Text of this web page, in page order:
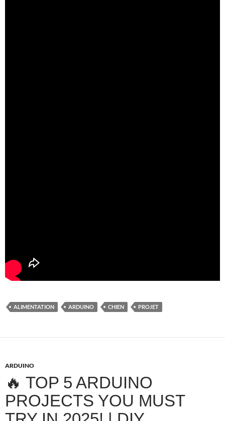
ALIMENTATION ARDUINO CHIEN PROJET
ARDUINO
🔥 TOP 5 ARDUINO
PROJECTS YOU MUST